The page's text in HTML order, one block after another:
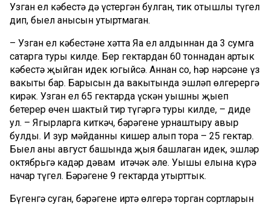
Узган ел кәбестә дә үстергән булган, тик отышлы түгел
дип, быел анысын утыртмаган.
– Узган ел кәбестәне хәтта Яңа ел алдыннан да 3 сумга
сатарга туры килде. Бер гектардан 60 тоннадан артык
кәбестә җыйган идек югыйсә. Аннан соң, һәр нәрсәнең үз
вакыты бар. Барысын да вакытында эшләп өлгерергә
кирәк. Узган ел 65 гектарда үскән уңышны җыеп
бетерер өчен шактый тир түгәргә туры килде, – диде
ул. – Яңгырларга киткәч, бәрәңгене урнаштыру авыр
булды. Иң зур мәйданны кишер алып тора – 25 гектар.
Быел аны август башында җыя башлаган идек, эшләр
октябрьгә кадәр дәвам итәчәк әле. Уңышы елына күрә
начар түгел. Бәрәңгене 9 гектарда утырттык.
Бүгенгә суган, бәрәңгенең иртә өлгерә торган сортларын